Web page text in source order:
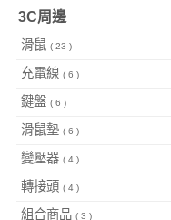
3C周邊
滑鼠 ( 23 )
充電線 ( 6 )
鍵盤 ( 6 )
滑鼠墊 ( 6 )
變壓器 ( 4 )
轉接頭 ( 4 )
組合商品 ( 3 )